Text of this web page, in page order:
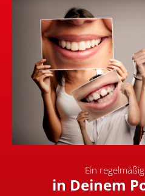
Ein
in Deinem